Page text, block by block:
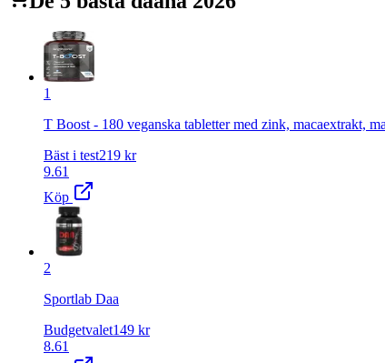
1
T Boost - 180 veganska tabletter med zink, macaextrakt,
Bäst i test219 kr
9.61
Köp
2
Sportlab Daa
Budgetvalet149 kr
8.61